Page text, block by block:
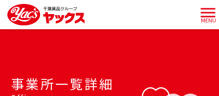
MENU
事業所一覧詳細